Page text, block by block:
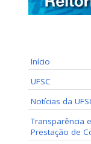
Início
UFSC
Notícias da
Transparência e
Prestação de